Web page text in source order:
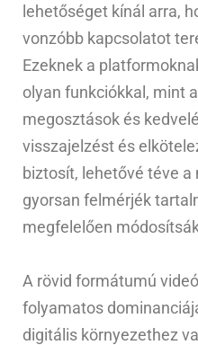
lehetőséget kínál arra,
vonzóbb kapcsolatot
Ezeknek a
olyan funkciókkal, mint
megosztások és
visszajelzést és
biztosít, lehetővé téve a
gyorsan felmérjék
megfelelően
A rövid formátumú
folyamatos
digitális környezethez